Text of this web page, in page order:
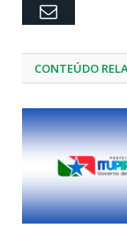
Email
CONTEÚDO